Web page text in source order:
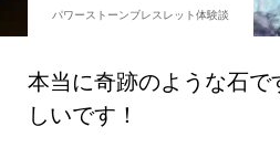
パワーストーンブレスレット体験談
本当に奇跡のような石で
しいです！